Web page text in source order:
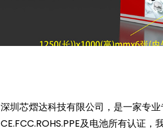
深圳芯熠达科技有限公司，是一家专
CE.FCC.ROHS.PPE及电池所有认证